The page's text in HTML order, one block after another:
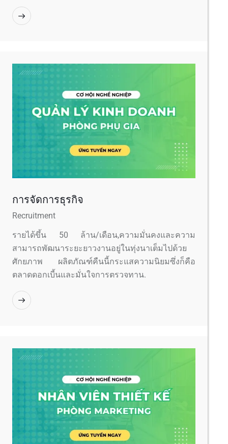
การจัดการธุรกิจ
Recruitment
รายได้ขึ้น 50 ล้าน/เดือน,ความมั่นคงและความ
สามารถพัฒนาระยะยาวงานอยู่ในทุ่งนาเต็มไปด้วย
ศักยภาพ ผลิตภัณฑ์คืนนี้กระแสความนิยมซึ่งก็คือ
ตลาดดอกเบี้นและมั่นใจการตรวจทาน.